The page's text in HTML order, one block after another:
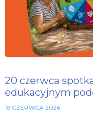
20 czerwca
edukacyjnym
19 CZERWCA 2026